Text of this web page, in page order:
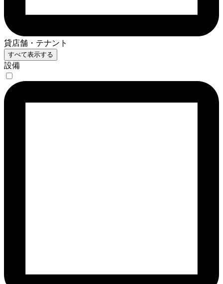
貸店舗・テナント
すべて表示する
設備